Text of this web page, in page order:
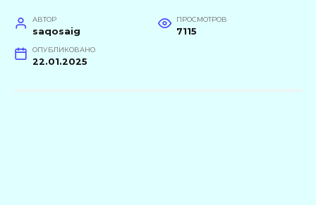
АВТОР
saqosaig
ПРОСМОТРОВ
7115
ОПУБЛИКОВАНО
22.01.2025